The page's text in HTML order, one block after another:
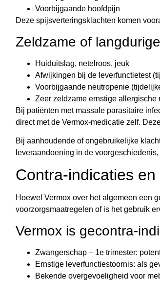
Voorbijgaande hoofdpijn
Deze spijsverteringsklachten komen
Zeldzame of
Huiduitslag, netelroos, jeuk
Afwijkingen bij de leverfunctietest
Voorbijgaande neutropenie
Zeer zeldzame ernstige
Bij patiënten met massale parasitaire
direct met de Vermox-medicatie zelf.
Bij aanhoudende of ongebruikelijke
leveraandoening in de
Contra-indicaties
Hoewel Vermox over het algemeen een
voorzorgsmaatregelen of is het gebruik
Vermox is gecontra-
Zwangerschap – 1e trimester:
Ernstige leverfunctiestoornis: als
Bekende overgevoeligheid voor